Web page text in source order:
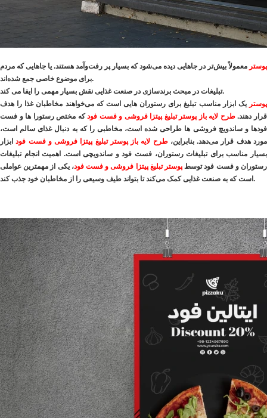
پوستر معمولاً بیش‌تر در جاهایی دیده می‌شود که بسیار پر رفت‌وآمد هستند. یا جاهایی که مردم
برای موضوع خاصی جمع شده‌اند.
تبلیغات در مبحث برندسازی در صنعت غذایی نقش بسیار مهمی را ایفا می کند.
پوستر یک ابزار مناسب تبلیغ برای رستوران هایی است که می‌خواهند مخاطبان غذا را هدف
قرار دهند. طرح لایه باز پوستر تبلیغ پیتزا فروشی و فست فود که مختص رستورا ها و فست
فودها و ساندویچ فروشی ها طراحی شده است، مخاطبی را که به دنبال غذای سالم است،
مورد هدف قرار می‌دهد. بنابراین،طرح لایه باز پوستر تبلیغ پیتزا فروشی و فست فود ابزار
بسیار مناسب برای تبلیغات رستوران، فست فود و ساندویچی است. اهمیت انجام تبلیغات
رستوران و فست فود توسط پوستر تبلیغ پیتزا فروشی و فست فود، یکی از مهمترین عواملی
است که به صنعت غذایی کمک می‌کند تا بتواند طیف وسیعی را از مخاطبان خود جذب کند.